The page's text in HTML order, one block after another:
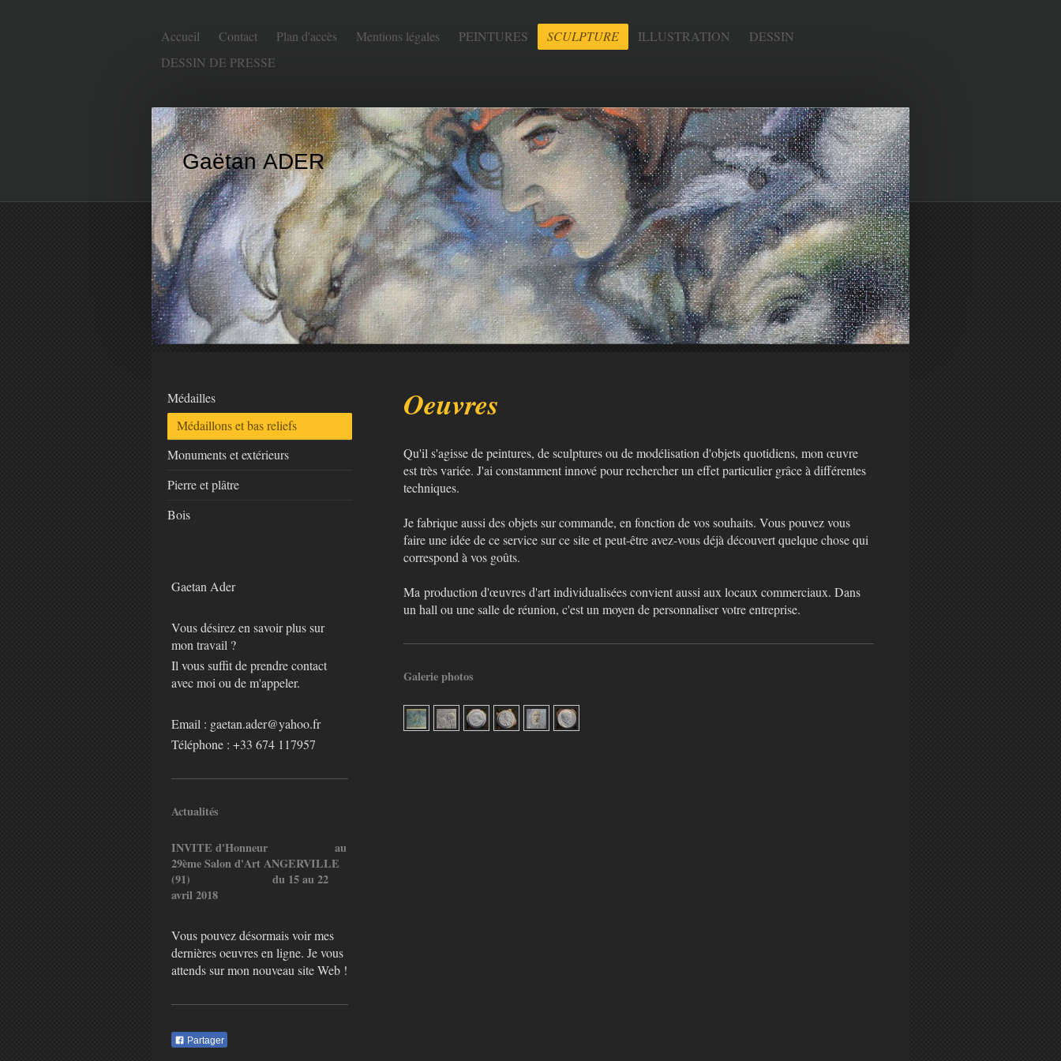
Accueil Contact Plan d'accès Mentions légales PEINTURES SCULPTURE ILLUSTRATION
DESSIN
DESSIN DE PRESSE
Gaëtan ADER
Oeuvres
Qu'il s'agisse de peintures, de sculptures ou de modélisation d'objets quotidiens, mon œuvre
est très variée. J'ai constamment innové pour rechercher un effet particulier grâce à différentes
techniques.
Je fabrique aussi des objets sur commande, en fonction de vos souhaits. Vous pouvez vous
faire une idée de ce service sur ce site et peut-être avez-vous déjà découvert quelque chose qui
correspond à vos goûts.
Ma production d'œuvres d'art individualisées convient aussi aux locaux commerciaux. Dans
un hall ou une salle de réunion, c'est un moyen de personnaliser votre entreprise.
Galerie photos
Médailles
Médaillons et bas reliefs
Monuments et extérieurs
Pierre et plâtre
Bois
Gaetan Ader
Vous désirez en savoir plus sur
mon travail ?
Il vous suffit de prendre contact
avec moi ou de m'appeler.
Email : gaetan.ader@yahoo.fr
Téléphone : +33 674 117957
Actualités
INVITE d'Honneur au
29ème Salon d'Art ANGERVILLE
(91) du 15 au 22
avril 2018
Vous pouvez désormais voir mes
dernières oeuvres en ligne. Je vous
attends sur mon nouveau site Web !
Partager